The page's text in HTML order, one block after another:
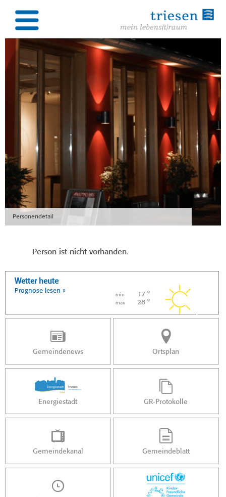
Personendetail
Person ist nicht vorhanden.
Wetter heute
Prognose lesen »
min 17 °
max 28 °
Gemeindenews Ortsplan
Energiestadt GR-Protokolle
Gemeindekanal Gemeindeblatt